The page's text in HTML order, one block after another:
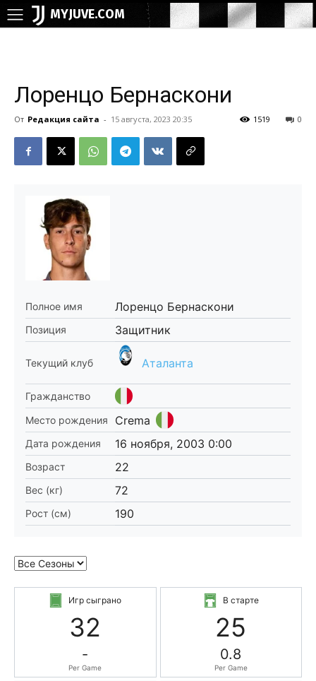
MYJUVE.COM
Лоренцо Бернаскони
От Редакция сайта - 15 августа, 2023 20:35 0
1519
Полное имя Лоренцо Бернаскони
Позиция Защитник
Текущий клуб Аталанта
Гражданство
Место рождения
Crema
Дата рождения 16 ноября, 2003 0:00
Возраст 22
Вес (кг) 72
Рост (см) 190
Игр сыграно
32
-
Per Game
В старте
25
0.8
Per Game